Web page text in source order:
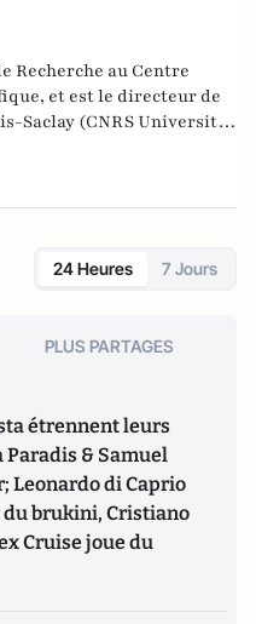
Recherche au Centre
et est le directeur de
Saclay (CNRS Université
24 Heures 7 Jours
PLUS PARTAGES
étrennent leurs
Paradis & Samuel
Leonardo di Caprio
brukini, Cristiano
Cruise joue du